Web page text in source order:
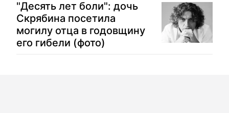
"Десять лет боли": дочь
Скрябина посетила
могилу отца в годовщину
его гибели (фото)